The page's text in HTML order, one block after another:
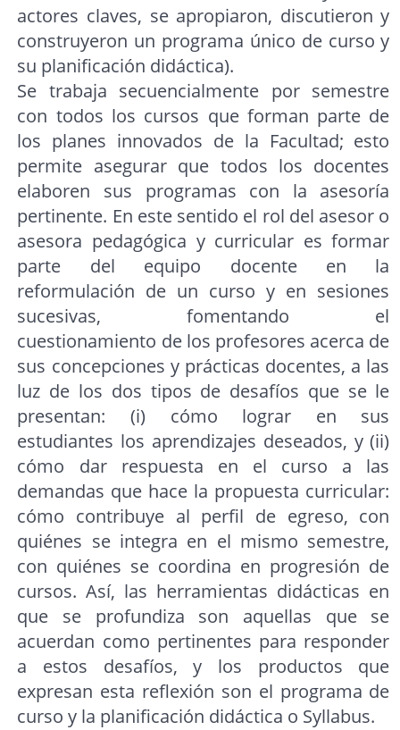
actores claves, se apropiaron, discutieron y
construyeron un programa único de curso y
su planificación didáctica).
Se trabaja secuencialmente por semestre
con todos los cursos que forman parte de
los planes innovados de la Facultad; esto
permite asegurar que todos los docentes
elaboren sus programas con la asesoría
pertinente. En este sentido el rol del asesor o
asesora pedagógica y curricular es formar
parte del equipo docente en la
reformulación de un curso y en sesiones
sucesivas, fomentando el
cuestionamiento de los profesores acerca de
sus concepciones y prácticas docentes, a las
luz de los dos tipos de desafíos que se le
presentan: (i) cómo lograr en sus
estudiantes los aprendizajes deseados, y (ii)
cómo dar respuesta en el curso a las
demandas que hace la propuesta curricular:
cómo contribuye al perfil de egreso, con
quiénes se integra en el mismo semestre,
con quiénes se coordina en progresión de
cursos. Así, las herramientas didácticas en
que se profundiza son aquellas que se
acuerdan como pertinentes para responder
a estos desafíos, y los productos que
expresan esta reflexión son el programa de
curso y la planificación didáctica o Syllabus.